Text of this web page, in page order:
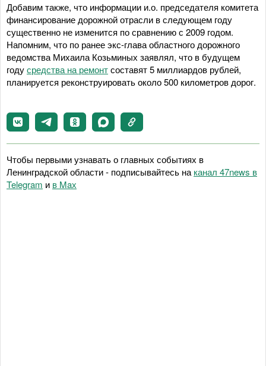
Добавим также, что информации и.о. председателя комитета
финансирование дорожной отрасли в следующем году
существенно не изменится по сравнению с 2009 годом.
Напомним, что по ранее экс-глава областного дорожного
ведомства Михаила Козьминых заявлял, что в будущем
годусредства на ремонтсоставят 5 миллиардов рублей,
планируется реконструировать около 500 километров дорог.
Чтобы первыми узнавать о главных событиях в
Ленинградской области - подписывайтесь на канал 47news в
Telegram и в Maх